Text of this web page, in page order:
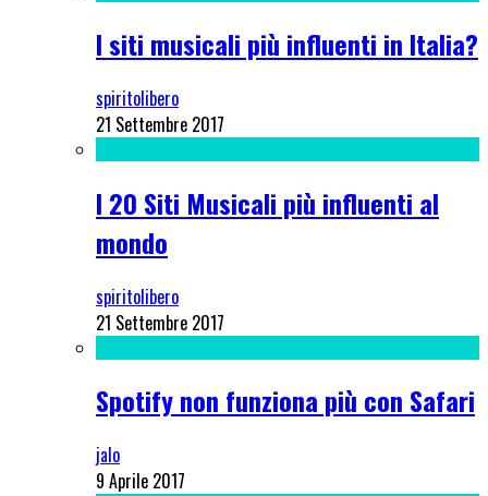
I siti musicali più influenti in Italia?
spiritolibero
21 Settembre 2017
I 20 Siti Musicali più influenti al
mondo
spiritolibero
21 Settembre 2017
Spotify non funziona più con Safari
jalo
9 Aprile 2017